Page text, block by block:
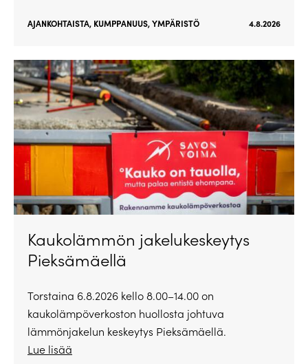
AJANKOHTAISTA, KUMPPANUUS,YMPÄRISTÖ 4.8.2026
Kaukolämmön jakelukeskeytys
Pieksämäellä
Torstaina 6.8.2026 kello 8.00–14.00 on
kaukolämpöverkoston huollosta johtuva
lämmönjakelun keskeytys Pieksämäellä.
Lue lisää